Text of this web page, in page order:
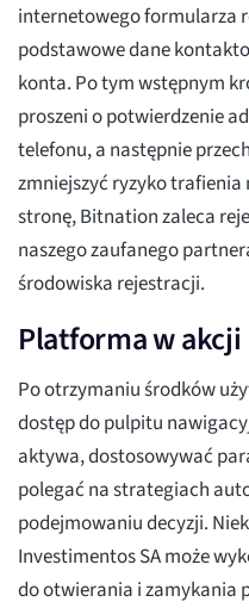
internetowego formularza
podstawowe dane
konta. Po tym wstępnym
proszeni o potwierdzenie
telefonu, a następnie
zmniejszyć ryzyko trafienia
stronę, Bitnation zaleca
naszego zaufanego
środowiska rejestracji.
Platforma w akcji
Po otrzymaniu środków
dostęp do pulpitu
aktywa, dostosowywać
polegać na strategiach
podejmowaniu decyzji.
Investimentos SA może
do otwierania i zamykania